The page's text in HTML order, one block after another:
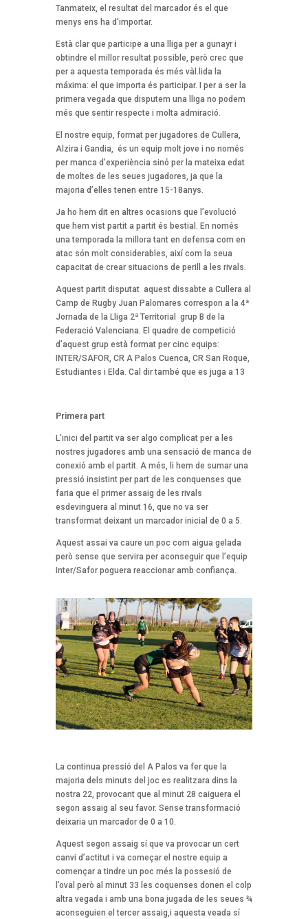
Tanmateix, el resultat del marcador és el que
menys ens ha d’importar.
Està clar que participe a una lliga per a gunayr i
obtindre el millor resultat possible, però crec que
per a aquesta temporada és més vàl.lida la
máxima: el que importa és participar. I per a ser la
primera vegada que disputem una lliga no podem
més que sentir respecte i molta admiració.
El nostre equip, format per jugadores de Cullera,
Alzira i Gandia, és un equip molt jove i no només
per manca d’experiència sinó per la mateixa edat
de moltes de les seues jugadores, ja que la
majoria d’elles tenen entre 15-18anys.
Ja ho hem dit en altres ocasions que l’evolució
que hem vist partit a partit és bestial. En només
una temporada la millora tant en defensa com en
atac són molt considerables, així com la seua
capacitat de crear situacions de perill a les rivals.
Aquest partit disputat aquest dissabte a Cullera al
Camp de Rugby Juan Palomares correspon a la 4ª
Jornada de la Lliga 2ª Territorial grup B de la
Federació Valenciana. El quadre de competició
d’aquest grup està format per cinc equips:
INTER/SAFOR, CR A Palos Cuenca, CR San Roque,
Estudiantes i Elda. Cal dir també que es juga a 13
Primera part
L’inici del partit va ser algo complicat per a les
nostres jugadores amb una sensació de manca de
conexió amb el partit. A més, li hem de sumar una
pressió insistint per part de les conquenses que
faria que el primer assaig de les rivals
esdevinguera al minut 16, que no va ser
transformat deixant un marcador inicial de 0 a 5.
Aquest assai va caure un poc com aigua gelada
però sense que servira per aconseguir que l’equip
Inter/Safor poguera reaccionar amb confiança.
La continua pressió del A Palos va fer que la
majoria dels minuts del joc es realitzara dins la
nostra 22, provocant que al minut 28 caiguera el
segon assaig al seu favor. Sense transformació
deixaria un marcador de 0 a 10.
Aquest segon assaig sí que va provocar un cert
canvi d’actitut i va começar el nostre equip a
començar a tindre un poc més la possesió de
l’oval però al minut 33 les coquenses donen el colp
altra vegada i amb una bona jugada de les seues ¾
aconseguien el tercer assaig,i aquesta veada sí